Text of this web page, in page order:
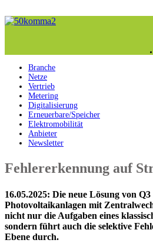
Branche
Netze
Vertrieb
Metering
Digitalisierung
Erneuerbare/Speicher
Elektromobilität
Anbieter
Newsletter
Fehlererkennung auf
16.05.2025: Die neue Lösung von
Photovoltaikanlagen mit
nicht nur die Aufgaben eines
sondern führt auch die selektive
Ebene durch.